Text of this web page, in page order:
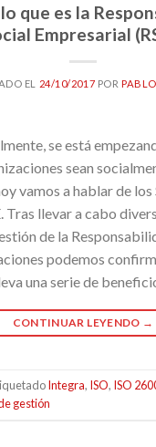
lo que es la
Empresarial
EL 24/10/2017 POR
se está
sean
vamos a hablar de los
Tras llevar a cabo
de la
podemos
una serie de
CONTINUAR LEYENDO →
Integra, ISO, ISO
gestión